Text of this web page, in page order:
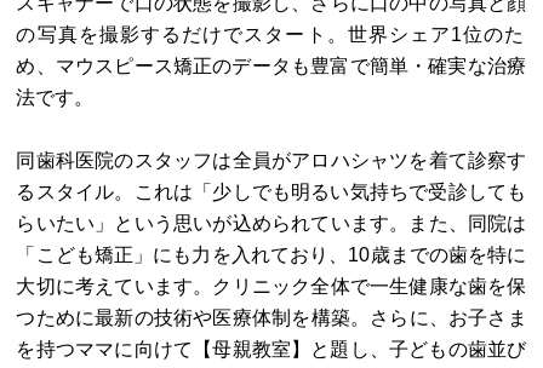
の写真を撮影するだけでスタート。世界シェア1位のた
め、マウスピース矯正のデータも豊富で簡単・確実な治療
法です。
同歯科医院のスタッフは全員がアロハシャツを着て診察す
るスタイル。これは「少しでも明るい気持ちで受診しても
らいたい」という思いが込められています。また、同院は
「こども矯正」にも力を入れており、10歳までの歯を特に
大切に考えています。クリニック全体で一生健康な歯を保
つために最新の技術や医療体制を構築。さらに、お子さま
を持つママに向けて【母親教室】と題し、子どもの歯並び